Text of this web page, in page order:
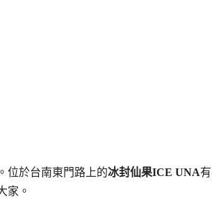
位於台南東門路上的冰封仙果ICE UNA
家。